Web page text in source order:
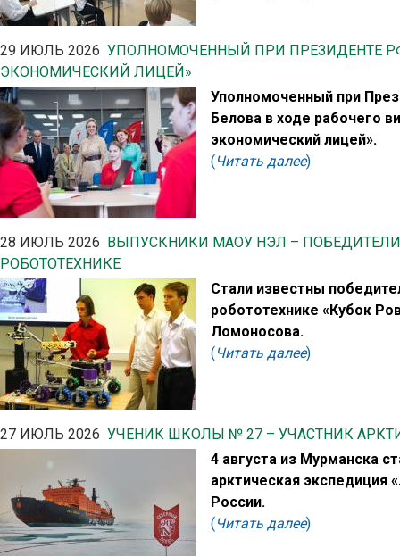
29 ИЮЛЬ 2026 УПОЛНОМОЧЕННЫЙ ПРИ ПРЕЗИДЕНТЕ
ЭКОНОМИЧЕСКИЙ ЛИЦЕЙ»
Уполномоченный при
Белова в ходе рабочего
экономический лицей».
(Читать далее)
28 ИЮЛЬ 2026 ВЫПУСКНИКИ МАОУ НЭЛ –
РОБОТОТЕХНИКЕ
Стали известны
робототехнике «Кубок
Ломоносова.
(Читать далее)
27 ИЮЛЬ 2026 УЧЕНИК ШКОЛЫ № 27 – УЧАСТНИК
4 августа из Мурманска
арктическая экспедиция
России.
(Читать далее)